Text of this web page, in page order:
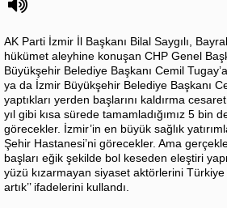
AK Parti İzmir İl Başkanı Bilal Saygılı,
hükümet aleyhine konuşan CHP Genel
Büyükşehir Belediye Başkanı Cemil
ya da İzmir Büyükşehir Belediye Başkanı
yaptıkları yerden başlarını kaldırma
yıl gibi kısa sürede tamamladığımız 5 bin
görecekler. İzmir’in en büyük sağlık
Şehir Hastanesi’ni görecekler. Ama
başları eğik şekilde bol keseden eleştiri
yüzü kızarmayan siyaset aktörlerini
artık’’ ifadelerini kullandı.